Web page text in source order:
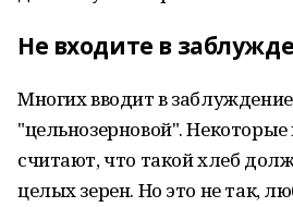
Не входите в
Многих вводит в
"цельнозерновой".
считают, что такой хлеб
целых зерен. Но это не так,